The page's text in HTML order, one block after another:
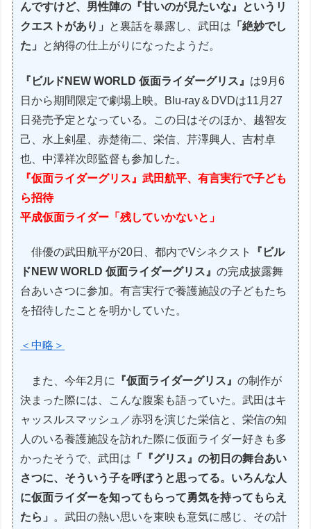
んですけど、男性陣の『甘いのが見たいな』というリ
クエストがあり」
と裏話を暴露し、武田は 「絶妙でし
た」
と納得の仕上がりになったようだ。
『ビルドNEW WORLD 仮面ライダーグリス』 は9月6
日から期間限定で劇場上映。Blu-ray＆DVDは11月27
日発売予定となっている。この日はそのほか、越智友
己、水上剣星、赤楚衛二、栄信、芹澤興人、吉村卓
也、中澤祥次郎監督も参加した。
『仮面ライダーグリス』武田航平、有言実行で子ども
ら招待
平成仮面ライダー「残していかないと」
俳優の武田航平が20日、都内でVシネクスト
『ビル
ドNEW WORLD 仮面ライダーグリス』の完成披露舞
台あいさつに参加。有言実行で養護施設の子どもたち
を招待したことを明かしていた。
＜中略＞
また、今年2月に 『仮面ライダーグリス』の制作が
決まった際には、こんな腹案も語っていた。武田はキ
ャッスルスマッシュ／赤羽を演じた栄信と、栄信の知
人のいる養護施設を訪れた際に仮面ライダー好きも多
かったそうで、武田は 「『グリス』の初日の舞台あい
さつに、そういう子を呼ぼうと思ってる。いろんな人
に仮面ライダーを知ってもらって勇気を持ってもらえ
たら」
。武田の熱い思いを東映も意気に感じ、その計